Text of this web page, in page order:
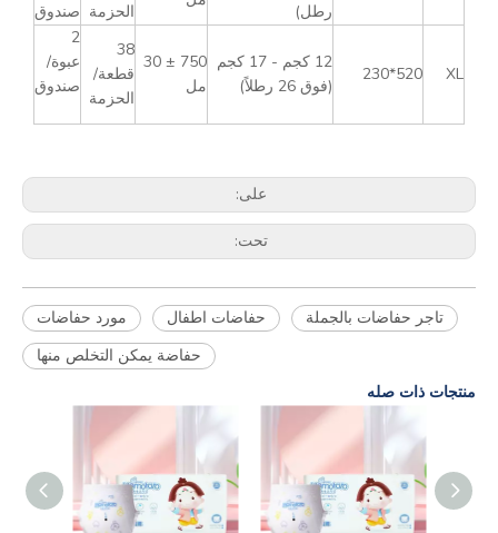
رطل)
الحزمة صندوق
XL
520*230
12 كجم - 17 كجم
(فوق 26 رطلاً)
750 ± 30
مل
38
قطعة/
الحزمة
2
عبوة/
صندوق
على:
تحت:
مورد حفاضات حفاضات اطفال
تاجر حفاضات بالجملة
حفاضة يمكن التخلص منها
منتجات ذات صله